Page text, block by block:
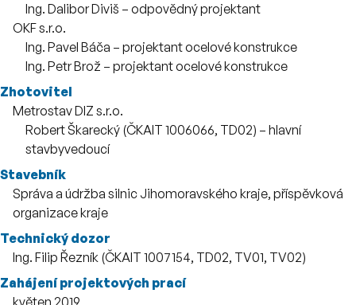
Ing. Dalibor Diviš – odpovědný projektant
OKF s.r.o.
Zaměstnanci
Ing. Pavel Báča – projektant ocelové konstrukce
Ing. Petr Brož – projektant ocelové konstrukce
Zhotovitel
Metrostav DIZ s.r.o.
Zaměstnanci
Robert Škarecký (ČKAIT 1006066, TD02) – hlavní
stavbyvedoucí
Stavebník
Správa a údržba silnic Jihomoravského kraje, příspěvková
organizace kraje
Technický dozor
Ing. Filip Řezník (ČKAIT 1007154, TD02, TV01, TV02)
Zahájení projektových prací
květen 2019